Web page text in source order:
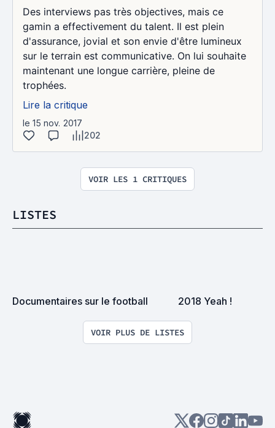
Des interviews pas très objectives, mais ce
gamin a effectivement du talent. Il est plein
d'assurance, jovial et son envie d'être lumineux
sur le terrain est communicative. On lui souhaite
maintenant une longue carrière, pleine de
trophées.
Lire la critique
le 15 nov. 2017
202
VOIR LES 1 CRITIQUES
LISTES
Documentaires sur le football 2018 Yeah !
VOIR PLUS DE LISTES